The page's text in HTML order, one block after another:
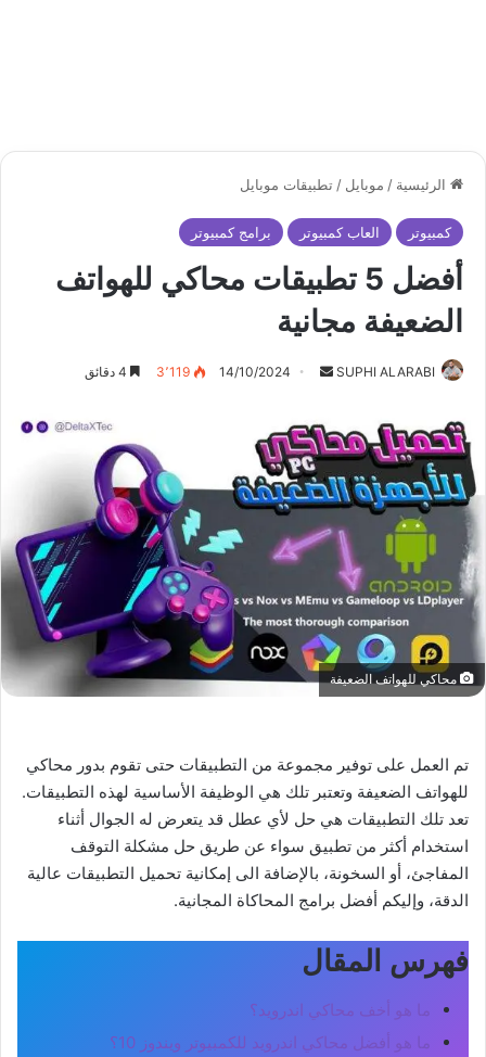
الرئيسية / موبايل / تطبيقات موبايل
كمبيوتر العاب كمبيوتر برامج كمبيوتر
أفضل 5 تطبيقات محاكي للهواتف
الضعيفة مجانية
SUPHI ALARABI
أرسل
إلكترونيا
14/10/2024 3٬119
محاكي للهواتف الضعيفة
تم العمل على توفير مجموعة من التطبيقات حتى تقوم بدور محاكي
للهواتف الضعيفة وتعتبر تلك هي الوظيفة الأساسية لهذه التطبيقات.
تعد تلك التطبيقات هي حل لأي عطل قد يتعرض له الجوال أثناء
استخدام أكثر من تطبيق سواء عن طريق حل مشكلة التوقف
المفاجئ، أو السخونة، بالإضافة الى إمكانية تحميل التطبيقات عالية
الدقة، وإليكم أفضل برامج المحاكاة المجانية.
فهرس المقال
ما هو أخف محاكي اندرويد؟
ما هو أفضل محاكي اندرويد للكمبيوتر ويندوز 10؟